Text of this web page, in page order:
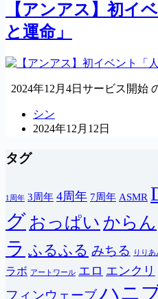
【アンアス】初イ
と運命」
2024年12月4日サービス開始
シン
2024年12月12日
タグ
1周年 3周年 4周年 7周年 ASMR
グ おっぱい からん
ラ ふるふる みちる りりあ
ラボ アートワール エロ エンクリ
フィンウェーブハニ